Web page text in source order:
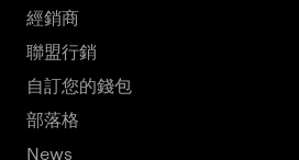
經銷商
聯盟行銷
自訂您的錢包
部落格
News